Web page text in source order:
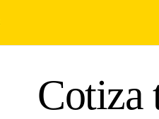
Cotiza